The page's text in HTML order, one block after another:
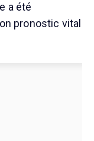
a été
pronostic vital